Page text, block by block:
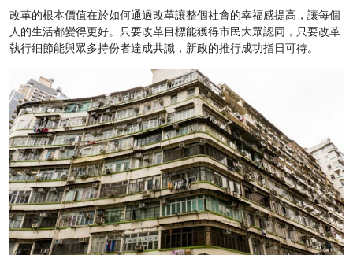
改革的根本價值在於如何通過改革讓整個社會的幸福感提高，讓每個
人的生活都變得更好。只要改革目標能獲得市民大眾認同，只要改革
執行細節能與眾多持份者達成共識，新政的推行成功指日可待。